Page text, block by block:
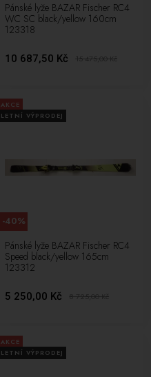
Pánské lyže BAZAR Fischer RC4
WC SC black/yellow 160cm
123318
10 687,50 Kč 15 475,00Kč
AKCE
LETNÍ VÝPRODEJ
Pánské lyže BAZAR Fischer RC4
Speed black/yellow 165cm
123312
5 250,00 Kč 8 725,00Kč
-40%
AKCE
LETNÍ VÝPRODEJ